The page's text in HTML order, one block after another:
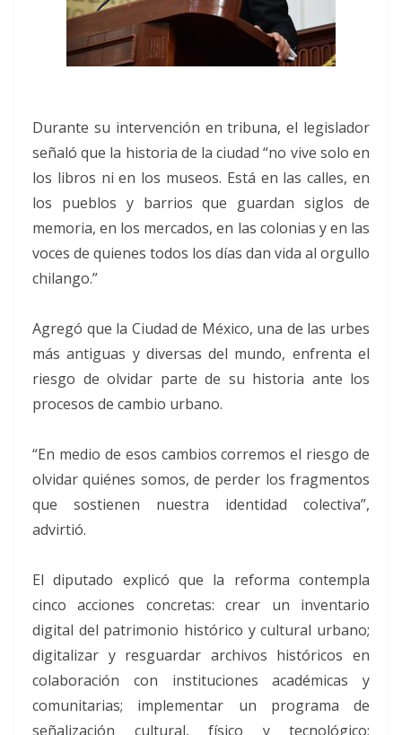
Durante su intervención en tribuna, el legislador
señaló que la historia de la ciudad “no vive solo en
los libros ni en los museos. Está en las calles, en
los pueblos y barrios que guardan siglos de
memoria, en los mercados, en las colonias y en las
voces de quienes todos los días dan vida al orgullo
chilango.”
Agregó que la Ciudad de México, una de las urbes
más antiguas y diversas del mundo, enfrenta el
riesgo de olvidar parte de su historia ante los
procesos de cambio urbano.
“En medio de esos cambios corremos el riesgo de
olvidar quiénes somos, de perder los fragmentos
que sostienen nuestra identidad colectiva”,
advirtió.
El diputado explicó que la reforma contempla
cinco acciones concretas: crear un inventario
digital del patrimonio histórico y cultural urbano;
digitalizar y resguardar archivos históricos en
colaboración con instituciones académicas y
comunitarias; implementar un programa de
señalización cultural, físico y tecnológico;